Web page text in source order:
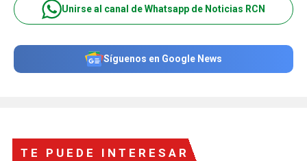
Unirse al canal de Whatsapp de Noticias RCN
Síguenos en Google News
TE PUEDE INTERESAR